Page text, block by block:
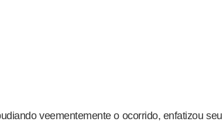
veementemente o ocorrido, enfatizou seu